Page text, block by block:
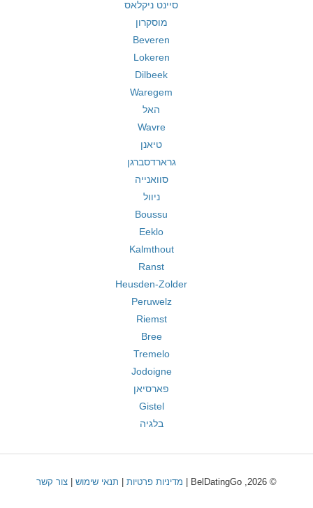
סיינט ניקלאס
מוסקרון
Beveren
Lokeren
Dilbeek
Waregem
האל
Wavre
טיאנן
גרארדסברגן
סוואנייה
ניוול
Boussu
Eeklo
Kalmthout
Ranst
Heusden-Zolder
Peruwelz
Riemst
Bree
Tremelo
Jodoigne
פארסיאן
Gistel
בלגיה
© 2026, BelDatingGo | מדיניות פרטיות תנאי שימוש צור קשר